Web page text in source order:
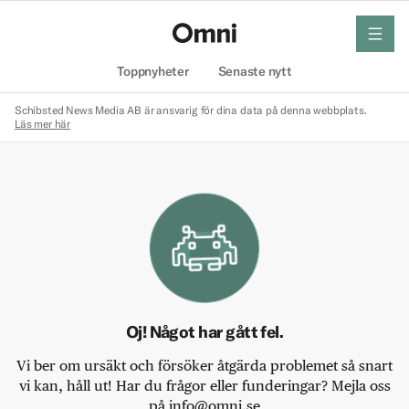
Toppnyheter Senaste nytt
meny
Schibsted News Media AB är ansvarig för dina data på denna webbplats.
Läs mer här
Oj! Något har gått fel.
Vi ber om ursäkt och försöker åtgärda problemet så snart
vi kan, håll ut! Har du frågor eller funderingar? Mejla oss